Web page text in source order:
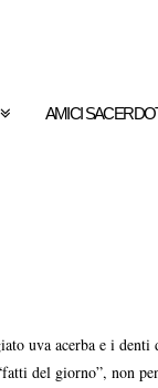
AMICI
uva acerba e i
del giorno”, non